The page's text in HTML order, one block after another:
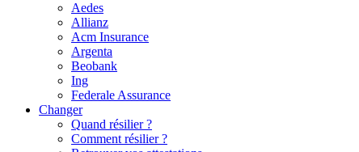
Aedes
Allianz
Acm Insurance
Argenta
Beobank
Ing
Federale Assurance
Changer
Quand résilier ?
Comment résilier ?